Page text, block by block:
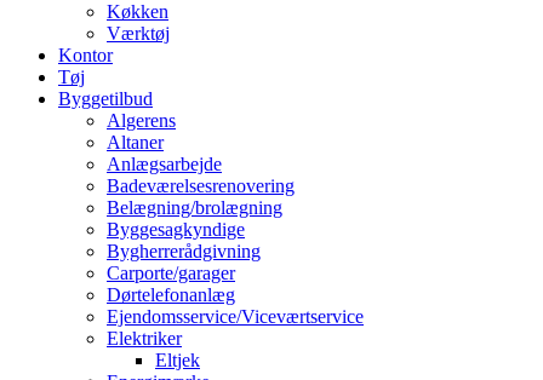
Køkken
Værktøj
Kontor
Tøj
Byggetilbud
Algerens
Altaner
Anlægsarbejde
Badeværelsesrenovering
Belægning/brolægning
Byggesagkyndige
Bygherrerådgivning
Carporte/garager
Dørtelefonanlæg
Ejendomsservice/Viceværtservice
Elektriker
Eltjek